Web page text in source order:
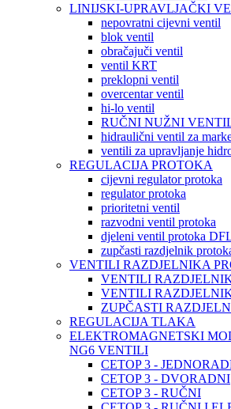
LINIJSKI-UPRAVLJAČKI
nepovratni cijevni ventil
blok ventil
obračajuči ventil
ventil KRT
preklopni ventil
overcentar ventil
hi-lo ventil
RUČNI NUŽNI
hidraulični ventil za
ventili za upravljanje
REGULACIJA PROTOKA
cijevni regulator protoka
regulator protoka
prioritetni ventil
razvodni ventil protoka
djeleni ventil protoka
zupčasti razdjelnik
VENTILI RAZDJELNIKA
VENTILI
VENTILI
ZUPČASTI
REGULACIJA TLAKA
ELEKTROMAGNETSKI
NG6 VENTILI
CETOP 3 -
CETOP 3 - DVORADNI
CETOP 3 - RUČNI